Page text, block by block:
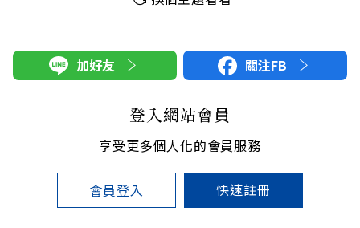
加好友 關注FB
登入網站會員
享受更多個人化的會員服務
會員登入 快速註冊